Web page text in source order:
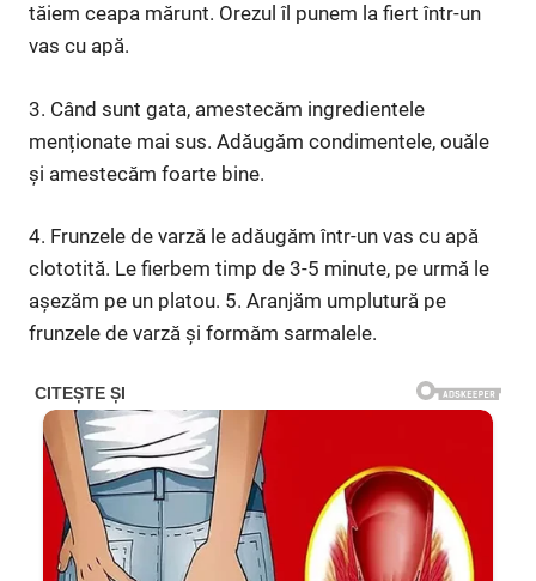
tăiem ceapa mărunt. Orezul îl punem la fiert într-un
vas cu apă.
3. Când sunt gata, amestecăm ingredientele
menționate mai sus. Adăugăm condimentele, ouăle
și amestecăm foarte bine.
4. Frunzele de varză le adăugăm într-un vas cu apă
clototită. Le fierbem timp de 3-5 minute, pe urmă le
așezăm pe un platou. 5. Aranjăm umplutură pe
frunzele de varză și formăm sarmalele.